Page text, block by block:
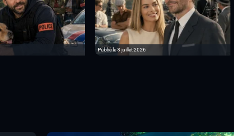
Publié le 3 juillet 2026